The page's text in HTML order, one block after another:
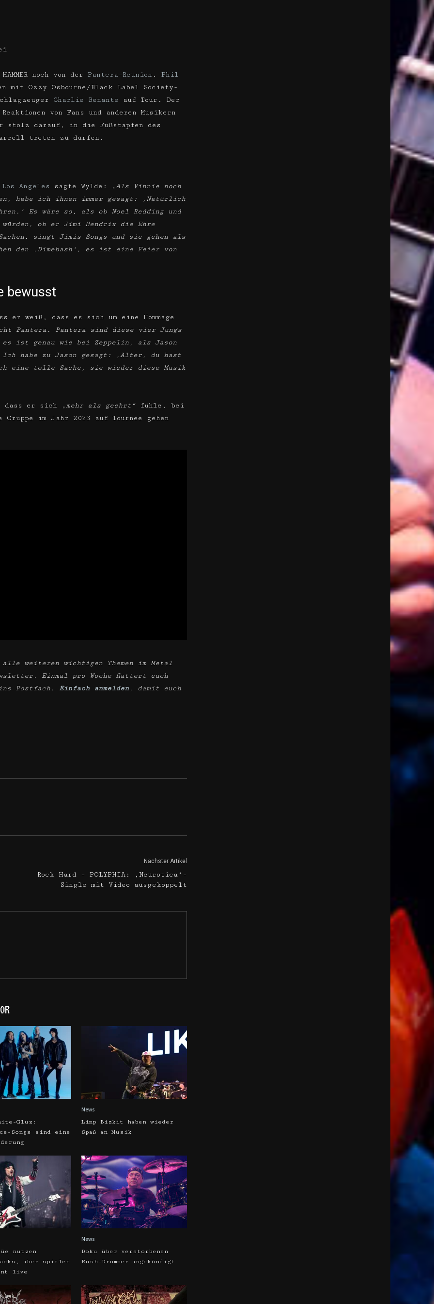
noch von der Pantera-Reunion . Phil
mit Ozzy Osbourne/Black Label Society-
Charlie Benante
auf Tour. Der
von Fans und anderen Musikern
stolz darauf, in die Fußstapfen des
treten zu dürfen.
Angeles sagte Wylde:
„Als Vinnie noch
habe ich ihnen immer gesagt: ‚Natürlich
Es wäre so, als ob Noel Redding und
ob er Jimi Hendrix die Ehre
singt Jimis Songs und sie gehen als
den ‚Dimebash‘, es ist eine Feier von
bewusst
weiß, dass es sich um eine Hommage
Pantera. Pantera sind diese vier Jungs
ist genau wie bei Zeppelin, als Jason
Ich habe zu Jason gesagt: ‚Alter, du hast
eine tolle Sache, sie wieder diese Musik
dass er sich „mehr als geehrt“ fühle, bei
im Jahr 2023 auf Tournee gehen
weiteren wichtigen Themen im Metal
Einmal pro Woche flattert euch
Postfach.
Einfach anmelden , damit euch
Nächster Artikel
Rock Hard – POLYPHIA: ‚Neurotica‘-
Single mit Video ausgekoppelt
Gluz:
Songs sind eine
News
Limp Bizkit haben wieder
Spaß an Musik
nutzen
aber spielen
live
News
Doku über verstorbenen
Rush-Drummer angekündigt